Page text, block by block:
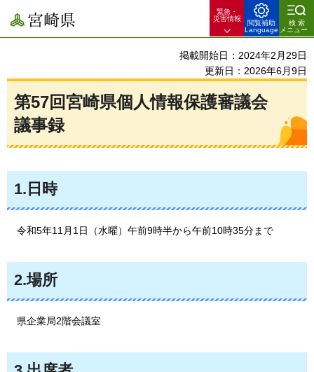
宮崎県
緊急・
災害情報
閲覧補助
Language
検索
メニュー
掲載開始日：2024年2月29日
更新日：2026年6月9日
第57回宮崎県個人情報保護審議会
議事録
1.日時
令和5年11月1日（水曜）午前9時半から午前10時35分まで
2.場所
県企業局2階会議室